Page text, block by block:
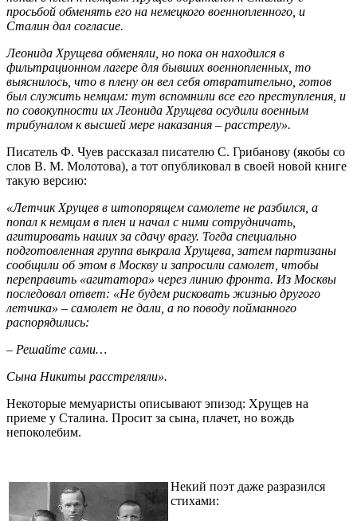
просьбой обменять его на немецкого военнопленного, и
Сталин дал согласие.
Леонида Хрущева обменяли, но пока он находился в
фильтрационном лагере для бывших военнопленных, то
выяснилось, что в плену он вел себя отвратительно, готов
был служить немцам: тут вспомнили все его преступления, и
по совокупности их Леонида Хрущева осудили военным
трибуналом к высшей мере наказания – расстрелу».
Писатель Ф. Чуев рассказал писателю С. Грибанову (якобы со
слов В. М. Молотова), а тот опубликовал в своей новой книге
такую версию:
«Летчик Хрущев в штопорящем самолете не разбился, а
попал к немцам в плен и начал с ними сотрудничать,
агитировать наших за сдачу врагу. Тогда специально
подготовленная группа выкрала Хрущева, затем партизаны
сообщили об этом в Москву и запросили самолет, чтобы
переправить «агитатора» через линию фронта. Из Москвы
последовал ответ: «Не будем рисковать жизнью другого
летчика» – самолет не дали, а по поводу пойманного
распорядились:
– Решайте сами…
Сына Никиты расстреляли».
Некоторые мемуаристы описывают эпизод: Хрущев на
приеме у Сталина. Просит за сына, плачет, но вождь
непоколебим.
Некий поэт даже разразился
стихами: